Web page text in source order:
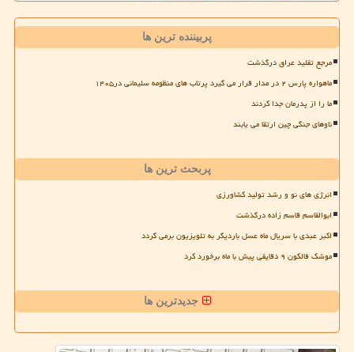
پربیننده ترین ها
مرجع تقلید عراق درگذشت
ماهواره پارس ۲ در مدار قرار می گیرد پرتاب های منظومه سلیمانی در۱۴۰۵
ما را از پدرمان جدا کردند
ناوهای جنگی چین ارتقا می یابند
پربحث ترین ها
انرژی های نو و رشد تولید کشاورزی
ابوالقاسم قاسم زاده درگذشت
اکبر عبدی با سریال ماه عسل باردیگر به تلویزیون برمی گردد
موشک فالکون ۹ دقایقی پیش با ماه برخورد کرد
جدیدترین ها